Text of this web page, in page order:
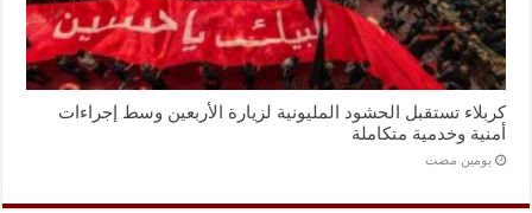
كربلاء تستقبل الحشود المليونية لزيارة الأربعين وسط إجراءات
أمنية وخدمية متكاملة
‏يومين مضت